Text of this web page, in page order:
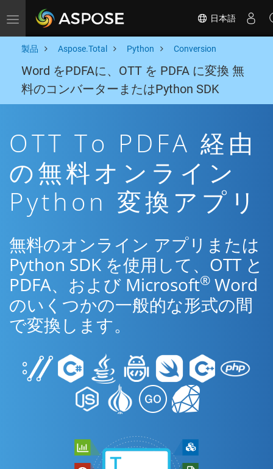
Toggle navigation 日本語
製品 Aspose.Total Python Conversion
Word をPDFAに、OTT を PDFA に変換 無
料のコンバーターまたはPython SDK
OTT To PDFA 経由
の無料オンライン
Python 変換アプリ
無料のオンライン アプリまたは
Python SDK を使用して、OTT と
PDFA、および Microsoft® Word
のいくつかの一般的な形式の間
で変換します。